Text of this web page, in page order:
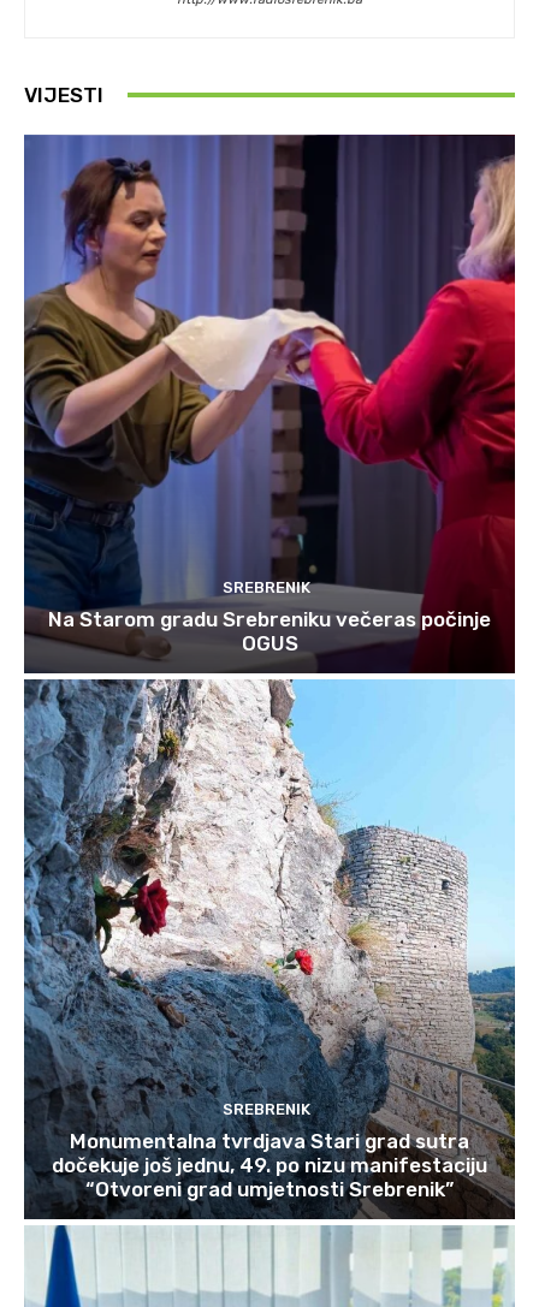
VIJESTI
SREBRENIK
Na Starom gradu Srebreniku večeras počinje
OGUS
SREBRENIK
Monumentalna tvrdjava Stari grad sutra
dočekuje još jednu, 49. po nizu manifestaciju
“Otvoreni grad umjetnosti Srebrenik”